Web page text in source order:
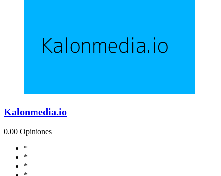
Kalonmedia.io
0.00 Opiniones
*
*
*